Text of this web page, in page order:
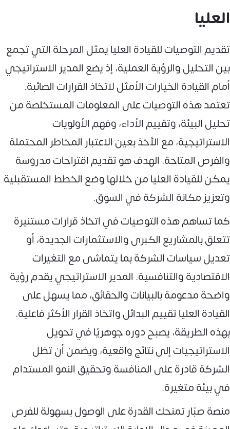
العليا
تقديم التوصيات للقيادة العليا يمثل المرحلة التي تجمع
بين التحليل والرؤية العملية، إذ يضع المدير الاستراتيجي
أمام القيادة الخيارات الأمثل لاتخاذ القرارات الصائبة.
تعتمد هذه التوصيات على المعلومات المستخلصة من
تحليل البيئة، وتقييم الأداء، وفهم الأولويات
الاستراتيجية، مع الأخذ بعين الاعتبار المخاطر المحتملة
والفرص المتاحة. الهدف هو تقديم اقتراحات مدروسة
يمكن للقيادة العليا من خلالها وضع الخطط المستقبلية
وتعزيز مكانة الشركة في السوق.
كما تساهم هذه التوصيات في اتخاذ قرارات مستنيرة
تتعلق بالمشاريع الكبرى والاستثمارات الجديدة، أو
تعديل سياسات الشركة بما يتماشى مع التغيرات
الاقتصادية والتنافسية. المدير الاستراتيجي يقدم رؤية
واضحة مدعومة بالبيانات والحقائق، مما يسهل على
القيادة العليا تقييم البدائل واتخاذ القرار الأكثر فاعلية.
بهذه الطريقة، يصبح دوره جوهريًا في تحويل
الاستراتيجيات إلى نتائج واقعية، ويضمن أن تظل
الشركة قادرة على المنافسة وتحقيق النمو المستدام
في بيئة متغيرة.
منصة صبّار تمنحك القدرة على الوصول بسهولة للفرص